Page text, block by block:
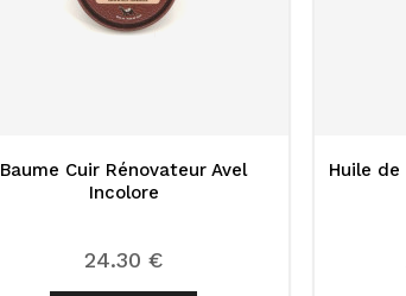
Baume Cuir Rénovateur Avel
Incolore
24.30 €
Huile